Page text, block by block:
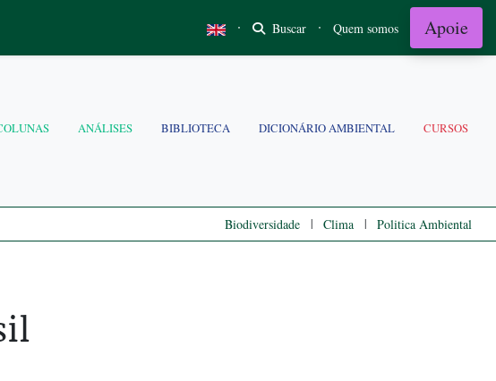
· Buscar · Quem somos Apoie
ANÁLISES BIBLIOTECA DICIONÁRIO AMBIENTAL CURSOS
Biodiversidade | Clima | Politica Ambiental